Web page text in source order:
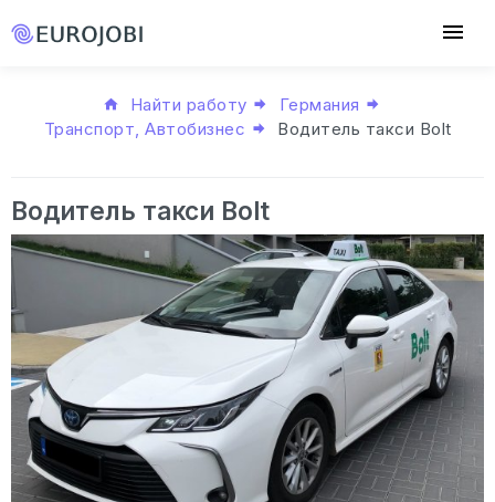
Найти работу
Германия
Транспорт, Автобизнес
Водитель такси Bolt
Водитель такси Bolt